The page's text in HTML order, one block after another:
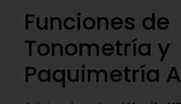
Funciones de
Tonometría y
Paquimetría